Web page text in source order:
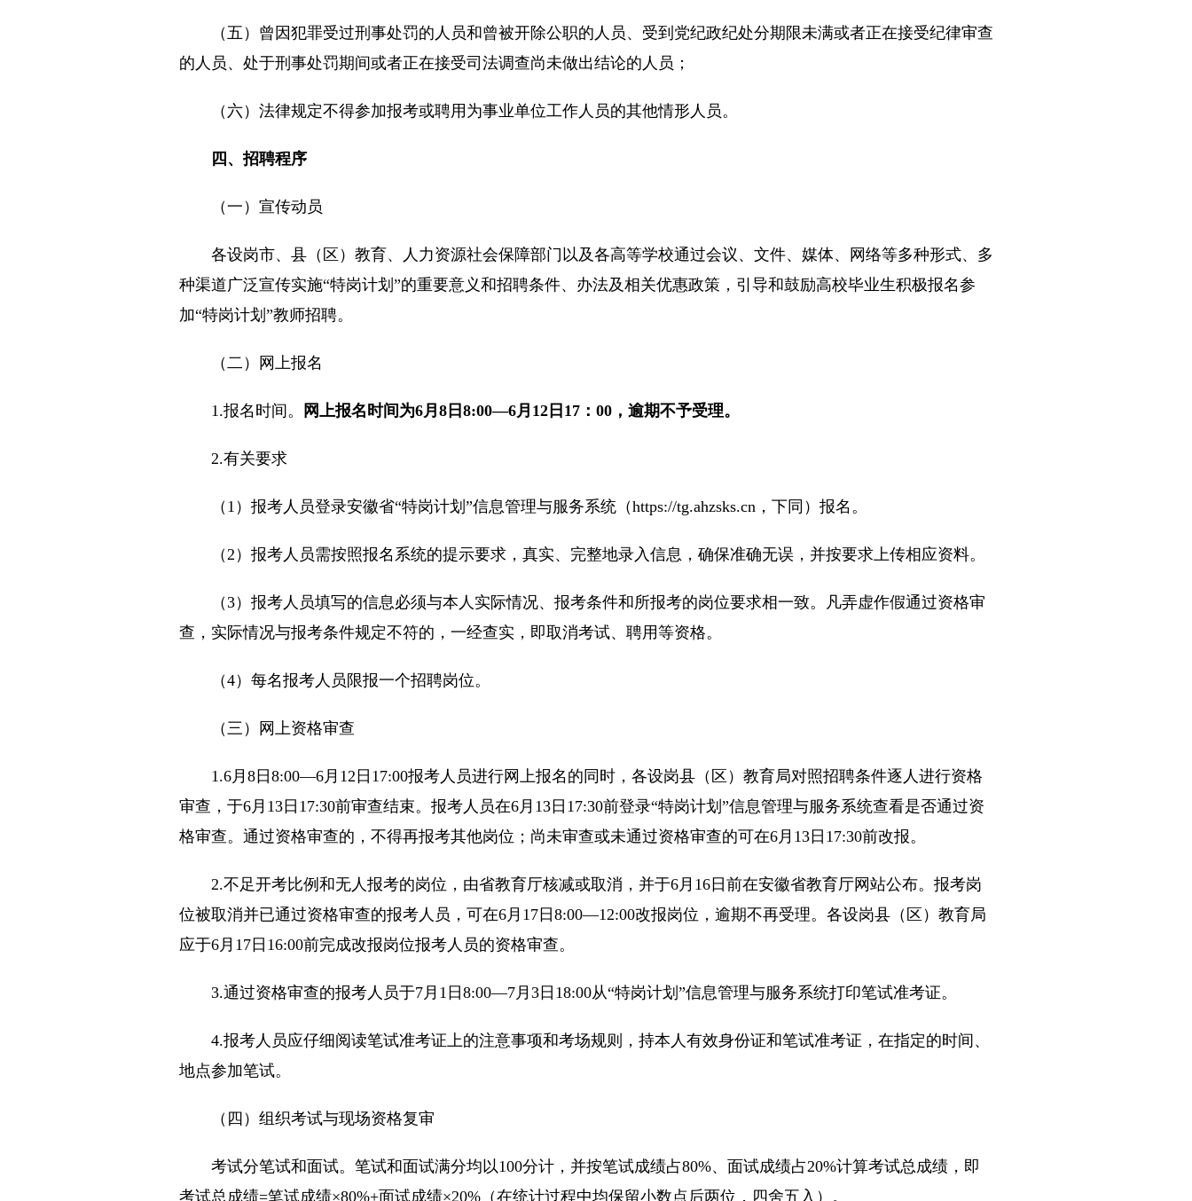
（五）曾因犯罪受过刑事处罚的人员和曾被开除公职的人员、受到党纪政纪处分期限未满或者正在接受纪律审查
的人员、处于刑事处罚期间或者正在接受司法调查尚未做出结论的人员；
（六）法律规定不得参加报考或聘用为事业单位工作人员的其他情形人员。
四、招聘程序
（一）宣传动员
各设岗市、县（区）教育、人力资源社会保障部门以及各高等学校通过会议、文件、媒体、网络等多种形式、多
种渠道广泛宣传实施“特岗计划”的重要意义和招聘条件、办法及相关优惠政策，引导和鼓励高校毕业生积极报名参
加“特岗计划”教师招聘。
（二）网上报名
1.报名时间。 网上报名时间为6月8日8:00—6月12日17：00，逾期不予受理。
2.有关要求
（1）报考人员登录安徽省“特岗计划”信息管理与服务系统（https://tg.ahzsks.cn，下同）报名。
（2）报考人员需按照报名系统的提示要求，真实、完整地录入信息，确保准确无误，并按要求上传相应资料。
（3）报考人员填写的信息必须与本人实际情况、报考条件和所报考的岗位要求相一致。凡弄虚作假通过资格审
查，实际情况与报考条件规定不符的，一经查实，即取消考试、聘用等资格。
（4）每名报考人员限报一个招聘岗位。
（三）网上资格审查
1.6月8日8:00—6月12日17:00报考人员进行网上报名的同时，各设岗县（区）教育局对照招聘条件逐人进行资格
审查，于6月13日17:30前审查结束。报考人员在6月13日17:30前登录“特岗计划”信息管理与服务系统查看是否通过资
格审查。通过资格审查的，不得再报考其他岗位；尚未审查或未通过资格审查的可在6月13日17:30前改报。
2.不足开考比例和无人报考的岗位，由省教育厅核减或取消，并于6月16日前在安徽省教育厅网站公布。报考岗
位被取消并已通过资格审查的报考人员，可在6月17日8:00—12:00改报岗位，逾期不再受理。各设岗县（区）教育局
应于6月17日16:00前完成改报岗位报考人员的资格审查。
3.通过资格审查的报考人员于7月1日8:00—7月3日18:00从“特岗计划”信息管理与服务系统打印笔试准考证。
4.报考人员应仔细阅读笔试准考证上的注意事项和考场规则，持本人有效身份证和笔试准考证，在指定的时间、
地点参加笔试。
（四）组织考试与现场资格复审
考试分笔试和面试。笔试和面试满分均以100分计，并按笔试成绩占80%、面试成绩占20%计算考试总成绩，即
考试总成绩=笔试成绩×80%+面试成绩×20%（在统计过程中均保留小数点后两位，四舍五入）。